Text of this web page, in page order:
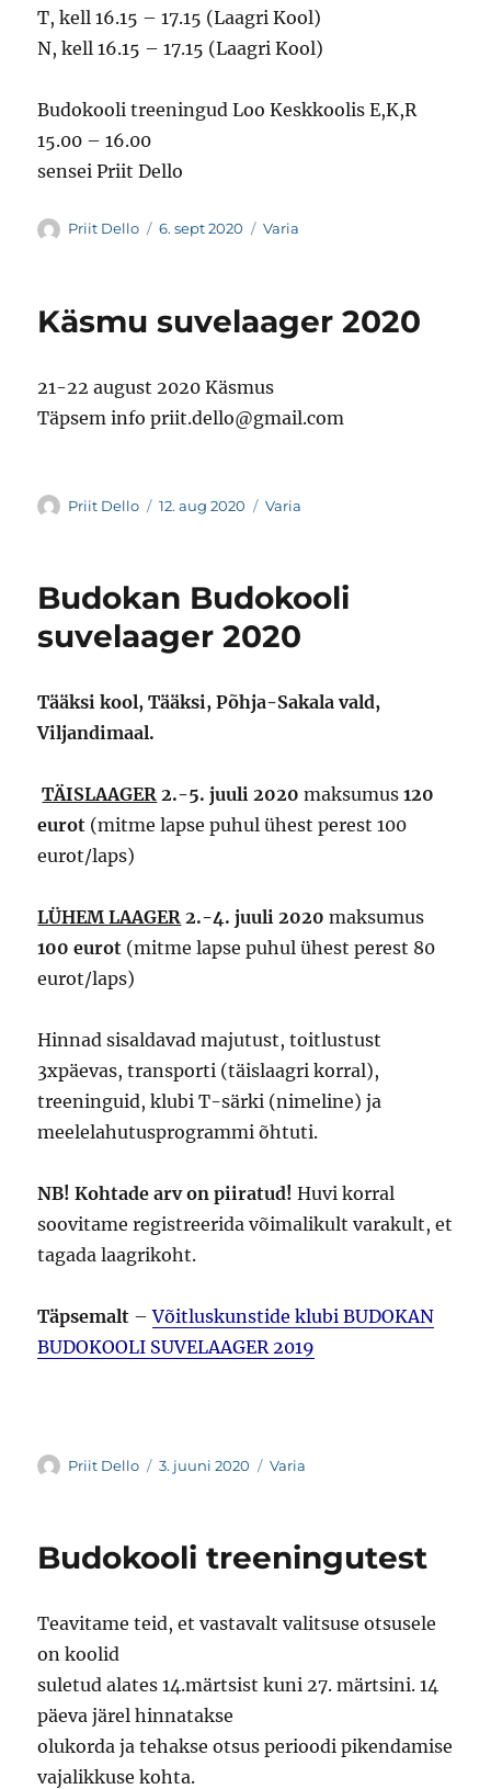
T, kell 16.15 – 17.15 (Laagri Kool)
N, kell 16.15 – 17.15 (Laagri Kool)
Budokooli treeningud Loo Keskkoolis E,K,R
15.00 – 16.00
sensei Priit Dello
Autor
Priit Dello Postitatud
6. sept 2020 Rubriigid
Varia
Käsmu suvelaager 2020
21-22 august 2020 Käsmus
Täpsem info priit.dello@gmail.com
Autor
Priit Dello Postitatud
12. aug 2020 Rubriigid
Varia
Budokan Budokooli
suvelaager 2020
Tääksi kool, Tääksi, Põhja-Sakala vald,
Viljandimaal.
TÄISLAAGER 2.-5. juuli 2020maksumus120
eurot (mitme lapse puhul ühest perest 100
eurot/laps)
LÜHEM LAAGER 2.-4. juuli 2020maksumus
100 eurot (mitme lapse puhul ühest perest 80
eurot/laps)
Hinnad sisaldavad majutust, toitlustust
3xpäevas, transporti (täislaagri korral),
treeninguid, klubi T-särki (nimeline) ja
meelelahutusprogrammi õhtuti.
NB! Kohtade arv on piiratud! Huvi korral
soovitame registreerida võimalikult varakult, et
tagada laagrikoht.
Täpsemalt –Võitluskunstide klubi BUDOKAN
BUDOKOOLI SUVELAAGER 2019
Autor
Priit Dello Postitatud
3. juuni 2020 Rubriigid
Varia
Budokooli treeningutest
Teavitame teid, et vastavalt valitsuse otsusele
on koolid
suletud alates 14.märtsist kuni 27. märtsini. 14
päeva järel hinnatakse
olukorda ja tehakse otsus perioodi pikendamise
vajalikkuse kohta.